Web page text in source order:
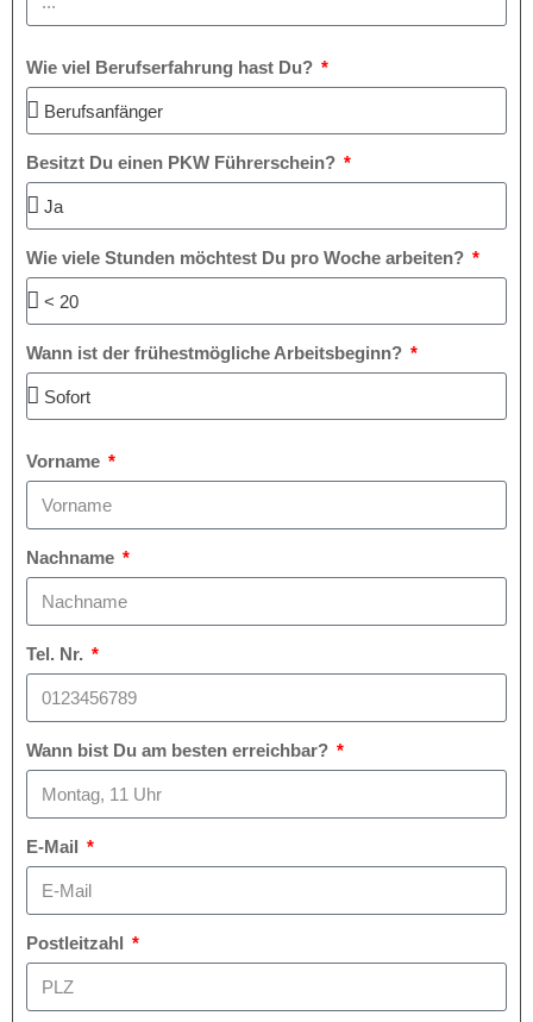
Wie viel Berufserfahrung hast Du?
Besitzt Du einen PKW Führerschein?
Wie viele Stunden möchtest Du pro Woche arbeiten?
Wann ist der frühestmögliche Arbeitsbeginn?
Vorname
Nachname
Tel. Nr.
Wann bist Du am besten erreichbar?
E-Mail
Postleitzahl